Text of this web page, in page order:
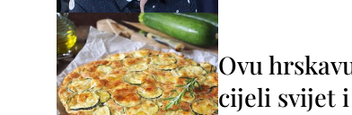
Ovu
cijeli svijet